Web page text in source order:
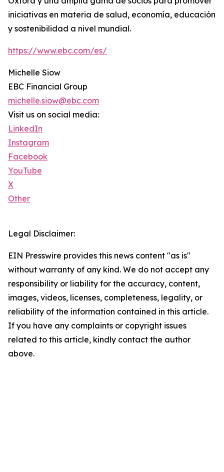
iniciativas en materia de salud, economía, educación
y sostenibilidad a nivel mundial.
https://www.ebc.com/es/
Michelle Siow
EBC Financial Group
michelle.siow@ebc.com
Visit us on social media:
LinkedIn
Instagram
Facebook
YouTube
X
Other
Legal Disclaimer:
EIN Presswire provides this news content "as is"
without warranty of any kind. We do not accept any
responsibility or liability for the accuracy, content,
images, videos, licenses, completeness, legality, or
reliability of the information contained in this article.
If you have any complaints or copyright issues
related to this article, kindly contact the author
above.